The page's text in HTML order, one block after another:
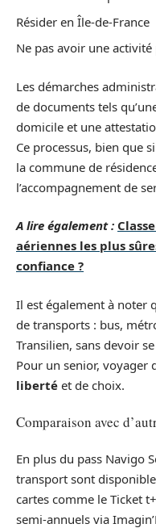
Résider en Île-de-France
Ne pas avoir une
Les démarches
de documents tels
domicile et une
Ce processus, bien que
la commune de
l’accompagnement de
A lire également :
aériennes les plus
confiance ?
Il est également à noter
de transports : bus,
Transilien, sans devoir
Pour un senior, voyager
liberté et de choix.
Comparaison avec
En plus du pass Navigo
transport sont
cartes comme le Ticket
semi-annuels via